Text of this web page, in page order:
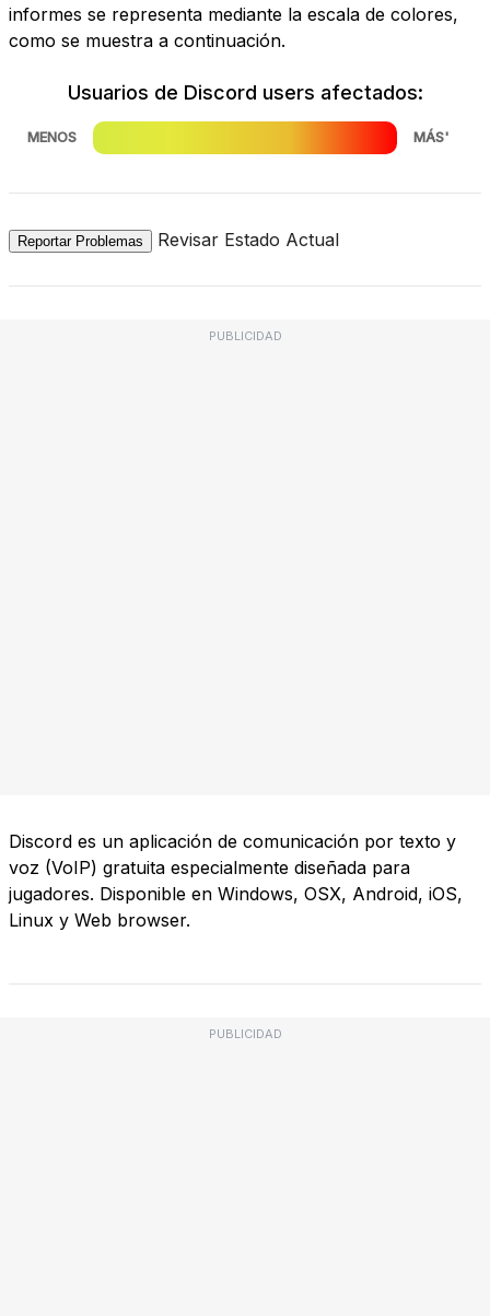
informes se representa mediante la escala de colores,
como se muestra a continuación.
Usuarios de Discord users afectados:
MENOS MÁS'
Reportar Problemas Revisar Estado Actual
PUBLICIDAD
Discord es un aplicación de comunicación por texto y
voz (VoIP) gratuita especialmente diseñada para
jugadores. Disponible en Windows, OSX, Android, iOS,
Linux y Web browser.
PUBLICIDAD